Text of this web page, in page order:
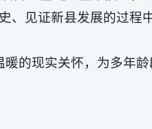
、见证新县发展的过程
的现实关怀，为多年